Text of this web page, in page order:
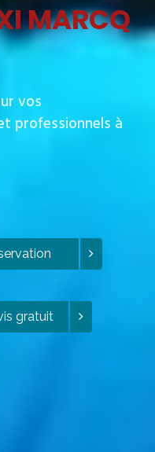
MARCQ
vos
professionnels à
gratuit